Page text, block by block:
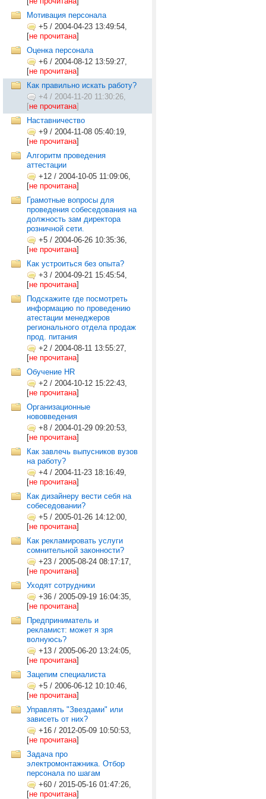
Мотивация персонала
+5 / 2004-04-23 13:49:54,
[не прочитана]
Оценка персонала
+6 / 2004-08-12 13:59:27,
[не прочитана]
Как правильно искать работу?
+4 / 2004-11-20 11:30:26,
[не прочитана]
Наставничество
+9 / 2004-11-08 05:40:19,
[не прочитана]
Алгоритм проведения
аттестации
+12 / 2004-10-05 11:09:06,
[не прочитана]
Грамотные вопросы для
проведения собеседования на
должность зам директора
розничной сети.
+5 / 2004-06-26 10:35:36,
[не прочитана]
Как устроиться без опыта?
+3 / 2004-09-21 15:45:54,
[не прочитана]
Подскажите где посмотреть
информацию по проведению
атестации менеджеров
регионального отдела продаж
прод. питания
+2 / 2004-08-11 13:55:27,
[не прочитана]
Обучение HR
+2 / 2004-10-12 15:22:43,
[не прочитана]
Организационные
нововведения
+8 / 2004-01-29 09:20:53,
[не прочитана]
Как завлечь выпусников вузов
на работу?
+4 / 2004-11-23 18:16:49,
[не прочитана]
Как дизайнеру вести себя на
собеседовании?
+5 / 2005-01-26 14:12:00,
[не прочитана]
Как рекламировать услуги
сомнительной законности?
+23 / 2005-08-24 08:17:17,
[не прочитана]
Уходят сотрудники
+36 / 2005-09-19 16:04:35,
[не прочитана]
Предприниматель и
рекламист: может я зря
волнуюсь?
+13 / 2005-06-20 13:24:05,
[не прочитана]
Зацепим специалиста
+5 / 2006-06-12 10:10:46,
[не прочитана]
Управлять "Звездами" или
зависеть от них?
+16 / 2012-05-09 10:50:53,
[не прочитана]
Задача про
электромонтажника. Отбор
персонала по шагам
+60 / 2015-05-16 01:47:26,
[не прочитана]